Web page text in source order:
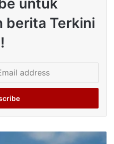
berita Terkini
!